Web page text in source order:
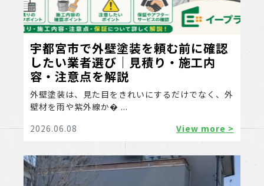
宇都宮市で外壁塗装を頼む前に確認
したい業者選び｜見積り・施工内
容・注意点を解説
外壁塗装は、見た目をきれいにするだけでなく、外
壁材を雨や紫外線か� ...
2026.06.08
View more >